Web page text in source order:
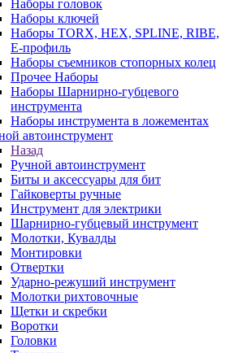
Наборы головок
Наборы ключей
Наборы TORX, HEX, SPLINE, RIBE,
E-профиль
Наборы съемников стопорных колец
Прочее Наборы
Наборы Шарнирно-губцевого
инструмента
Наборы инструмента в ложементах
автоинструмент
Назад
Ручной автоинструмент
Биты и аксессуары для бит
Гайковерты ручные
Инструмент для электрики
Шарнирно-губцевый инструмент
Молотки, Кувалды
Монтировки
Отвертки
Ударно-режуший инструмент
Молотки рихтовочные
Щетки и скребки
Воротки
Головки